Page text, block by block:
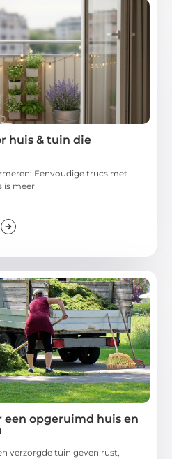
huis & tuin die
Eenvoudige trucs met
is meer
een opgeruimd huis en
verzorgde tuin geven rust,